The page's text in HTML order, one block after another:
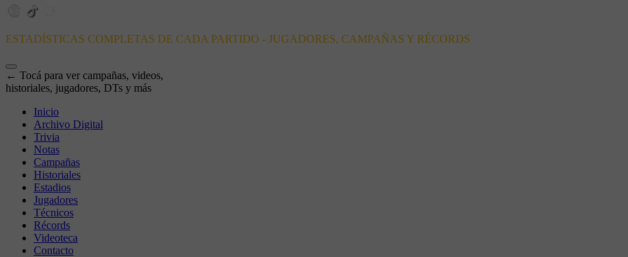
ESTADÍSTICAS COMPLETAS DE CADA PARTIDO - JUGADORES, CAMPAÑAS Y RÉCORDS
← Tocá para ver campañas, videos,
historiales, jugadores, DTs y más
Inicio
Archivo Digital
Trivia
Notas
Campañas
Historiales
Estadios
Jugadores
Técnicos
Récords
Videoteca
Contacto